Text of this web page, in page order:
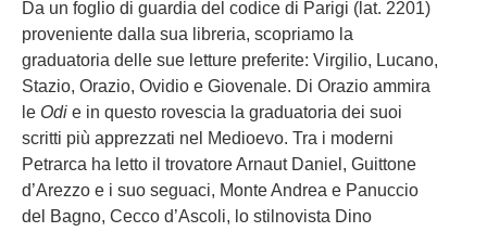
Da un foglio di guardia del codice di Parigi (lat. 2201)
proveniente dalla sua libreria, scopriamo la
graduatoria delle sue letture preferite: Virgilio, Lucano,
Stazio, Orazio, Ovidio e Giovenale. Di Orazio ammira
le Odi e in questo rovescia la graduatoria dei suoi
scritti più apprezzati nel Medioevo. Tra i moderni
Petrarca ha letto il trovatore Arnaut Daniel, Guittone
d’Arezzo e i suo seguaci, Monte Andrea e Panuccio
del Bagno, Cecco d’Ascoli, lo stilnovista Dino